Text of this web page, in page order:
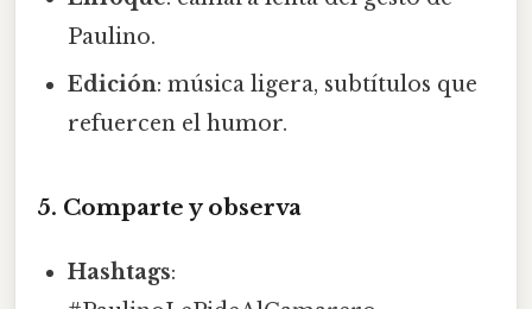
Paulino.
Edición: música ligera, subtítulos que
refuercen el humor.
5. Comparte y observa
Hashtags: